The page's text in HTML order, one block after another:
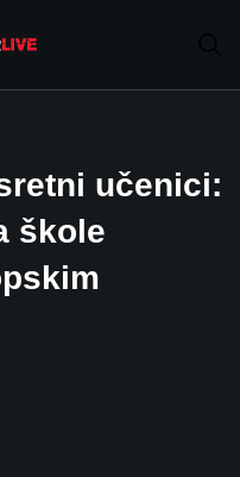
učenici:
škole